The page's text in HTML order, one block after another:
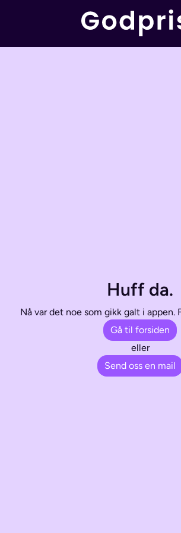
Huff da.
Nå var det noe som gikk galt i appen.
Gå til forsiden
eller
Send oss en mail